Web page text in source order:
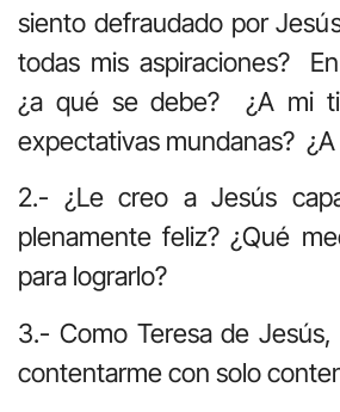
siento defraudado por
todas mis aspiraciones?
¿a qué se debe? ¿A mi
expectativas mundanas?
2.- ¿Le creo a Jesús
plenamente feliz? ¿Qué
para lograrlo?
3.- Como Teresa de
contentarme con solo